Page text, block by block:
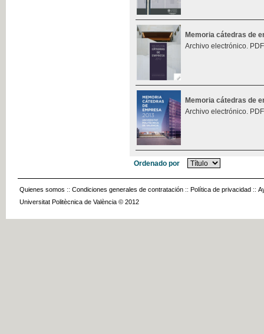
Memoria cátedras de
Archivo electrónico.
Memoria cátedras de
Archivo electrónico.
Ordenado por
Quienes somos :: Condiciones generales de contratación :: Política de privacidad ::
Universitat Politècnica de València © 2012